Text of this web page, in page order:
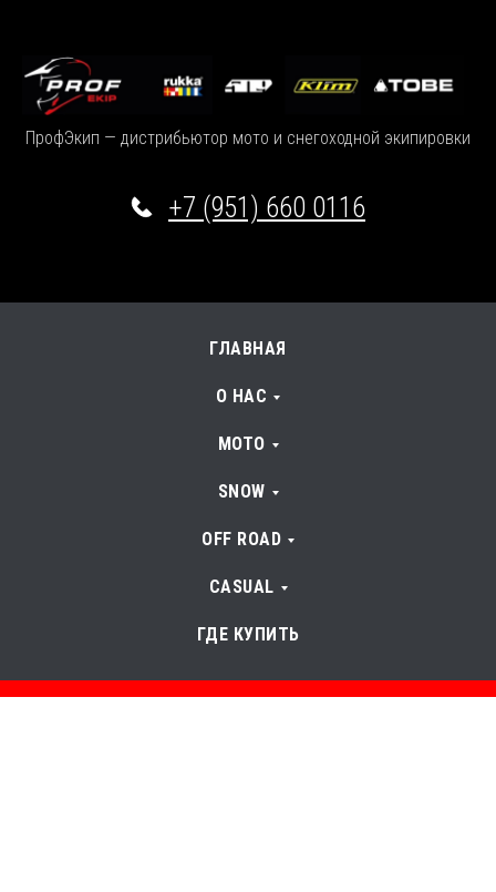
ПрофЭкип — дистрибьютор мото и снегоходной экипировки
+7 (951) 660 0116
ГЛАВНАЯ
О НАС
МОТО
SNOW
OFF ROAD
CASUAL
ГДЕ КУПИТЬ